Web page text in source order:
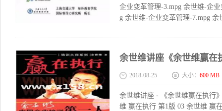
企业变革管理-3.mpg 余世维-企
g 余世维-企业变革管理-7.mpg
余世维讲座《余世维赢在
2018-08-25 大小： 600 MB
余世维讲座 - 《余世维赢在执行
维 赢在执行 第1版 03 余世维 赢